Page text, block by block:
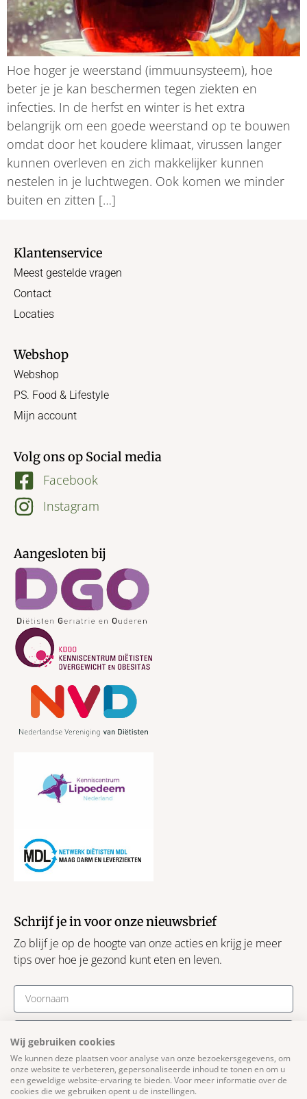
Hoe hoger je weerstand (immuunsysteem), hoe
beter je je kan beschermen tegen ziekten en
infecties. In de herfst en winter is het extra
belangrijk om een goede weerstand op te bouwen
omdat door het koudere klimaat, virussen langer
kunnen overleven en zich makkelijker kunnen
nestelen in je luchtwegen. Ook komen we minder
buiten en zitten […]
Klantenservice
Meest gestelde vragen
Contact
Locaties
Webshop
Webshop
PS. Food & Lifestyle
Mijn account
Volg ons op Social media
Facebook
Instagram
Aangesloten bij
Schrijf je in voor onze nieuwsbrief
Zo blijf je op de hoogte van onze acties en krijg je meer
tips over hoe je gezond kunt eten en leven.
Schrijf je in
Wij gebruiken cookies
We kunnen deze plaatsen voor analyse van onze bezoekersgegevens, om
onze website te verbeteren, gepersonaliseerde inhoud te tonen en om u
een geweldige website-ervaring te bieden. Voor meer informatie over de
cookies die we gebruiken opent u de instellingen.